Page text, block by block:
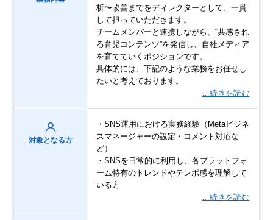
析〜改善までをディレクターとして、一貫
して担っていただきます。
チームメンバーと連携しながら、“共感され
る育児コンテンツ”を発信し、自社メディア
を育てていくポジションです。
具体的には、下記のような業務をお任せし
たいと考えております。
…続きを読む
対象となる方
・SNS運用における実務経験（Metaビジネ
スマネージャーの設定・コメント対応な
ど）
・SNSを日常的に利用し、各プラットフォ
ーム特有のトレンドやテンポ感を理解して
いる方
…続きを読む